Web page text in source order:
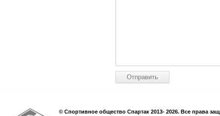
© Спортивное общество Спартак 2013- 2026. Все права